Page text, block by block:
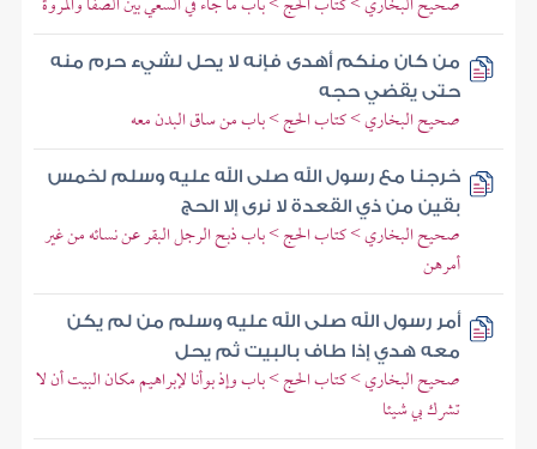
من كان منكم أهدى فإنه لا يحل لشيء حرم منه
حتى يقضي حجه
صحيح البخاري > كتاب الحج > باب من ساق البدن معه
خرجنا مع رسول الله صلى الله عليه وسلم لخمس
بقين من ذي القعدة لا نرى إلا الحج
صحيح البخاري > كتاب الحج > باب ذبح الرجل البقر عن نسائه من غير
أمرهن
أمر رسول الله صلى الله عليه وسلم من لم يكن
معه هدي إذا طاف بالبيت ثم يحل
صحيح البخاري > كتاب الحج > باب وإذ بوأنا لإبراهيم مكان البيت أن لا
تشرك بي شيئا